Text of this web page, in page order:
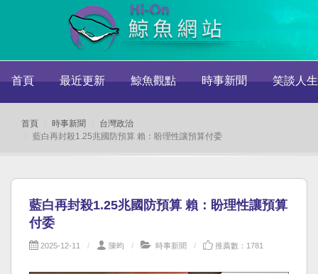
首頁 最近更新 鯨魚觀點 時事新聞 笑談人生
首頁 時事新聞
台灣政治
藍白再封殺1.25兆國防預算 賴：盼理性讓預算付委
藍白再封殺1.25兆國防預算 賴：盼理性讓預算
付委
2025-12-11 陳昀 時事新聞 推薦數：1781